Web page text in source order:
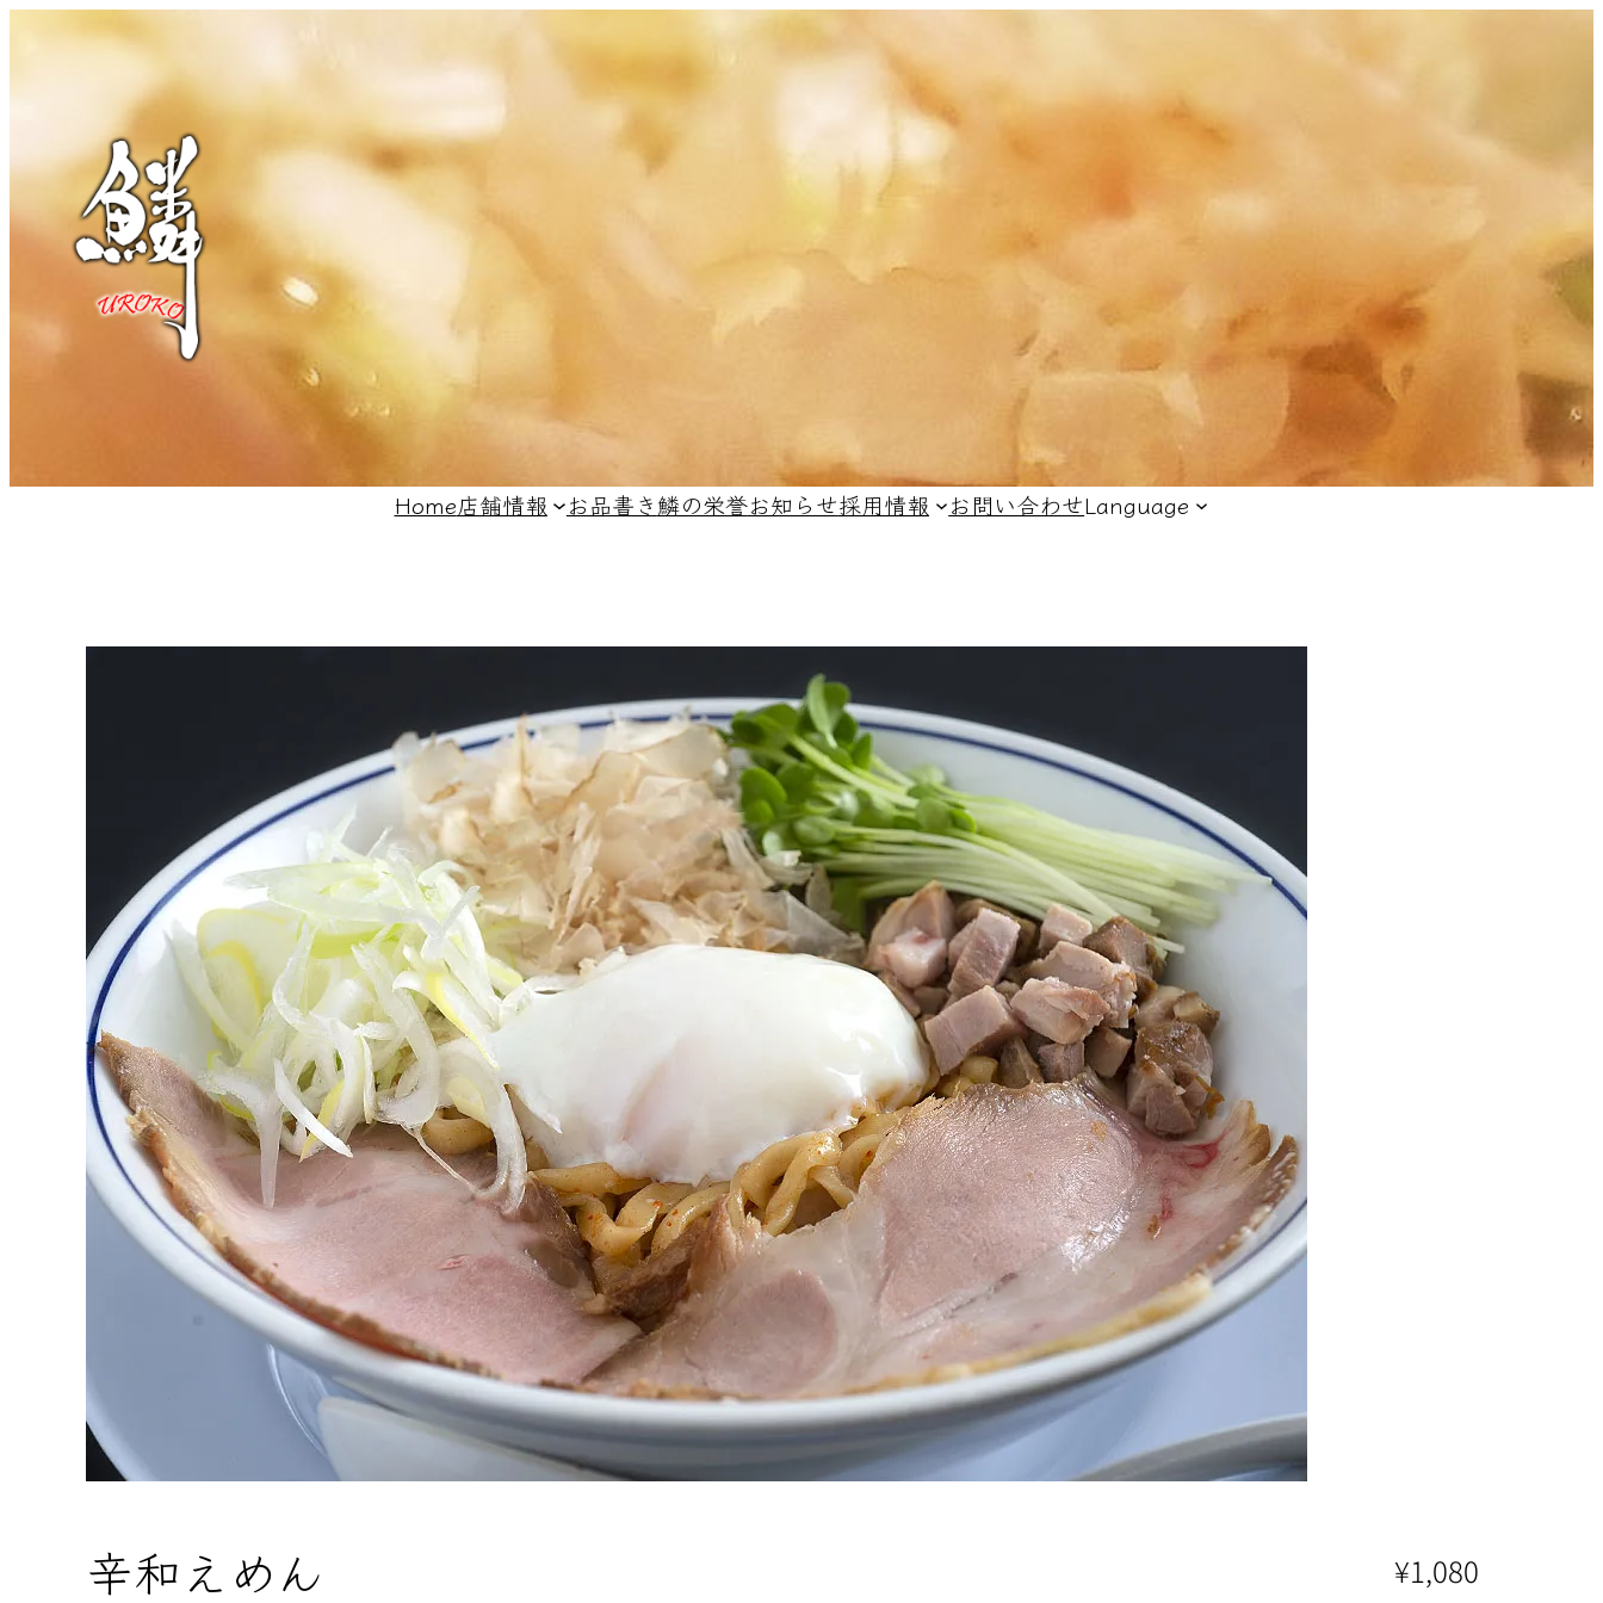
キ
プ
Home店舗情報 お品書き鱗の栄誉お知らせ採用情報 お問い合わせLanguage
辛和えめん ¥1,080